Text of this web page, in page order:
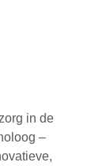
in de
–